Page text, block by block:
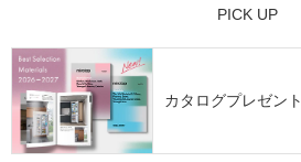
PICK UP
カタログプレゼント